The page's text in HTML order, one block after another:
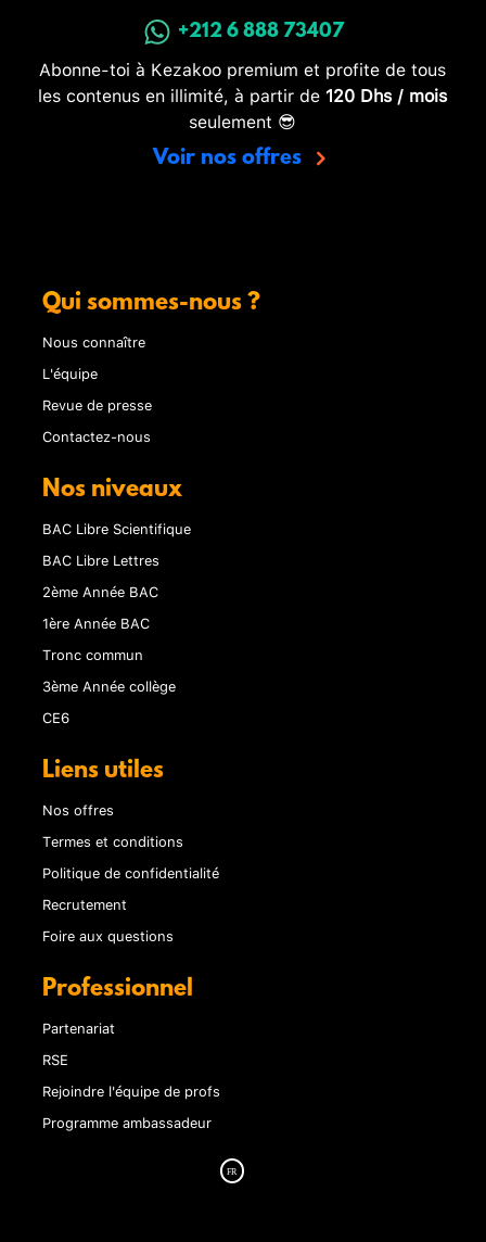
+212 6 888 73407
Abonne-toi à Kezakoo premium et profite de tous
les contenus en illimité, à partir de 120 Dhs / mois
seulement 😎
Voir nos offres
Qui sommes-nous ?
Nous connaître
L'équipe
Revue de presse
Contactez-nous
Nos niveaux
BAC Libre Scientifique
BAC Libre Lettres
2ème Année BAC
1ère Année BAC
Tronc commun
3ème Année collège
CE6
Liens utiles
Nos offres
Termes et conditions
Politique de confidentialité
Recrutement
Foire aux questions
Professionnel
Partenariat
RSE
Rejoindre l'équipe de profs
Programme ambassadeur